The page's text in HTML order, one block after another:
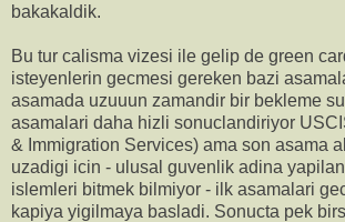
bakakaldik.
Bu tur calisma vizesi ile gelip de green
isteyenlerin gecmesi gereken bazi
asamada uzuuun zamandir bir bekleme
asamalari daha hizli sonuclandiriyor
& Immigration Services) ama son asama
uzadigi icin - ulusal guvenlik adina
islemleri bitmek bilmiyor - ilk asamalari
kapiya yigilmaya basladi. Sonucta pek